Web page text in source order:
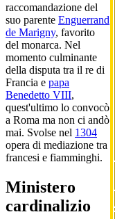
raccomandazione del
suo parente Enguerrand
de Marigny, favorito
del monarca. Nel
momento culminante
della disputa tra il re di
Francia e papa
Benedetto VIII,
quest'ultimo lo convocò
a Roma ma non ci andò
mai. Svolse nel 1304
opera di mediazione tra
francesi e fiamminghi.
Ministero
cardinalizio